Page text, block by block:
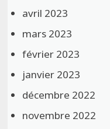
avril 2023
mars 2023
février 2023
janvier 2023
décembre 2022
novembre 2022